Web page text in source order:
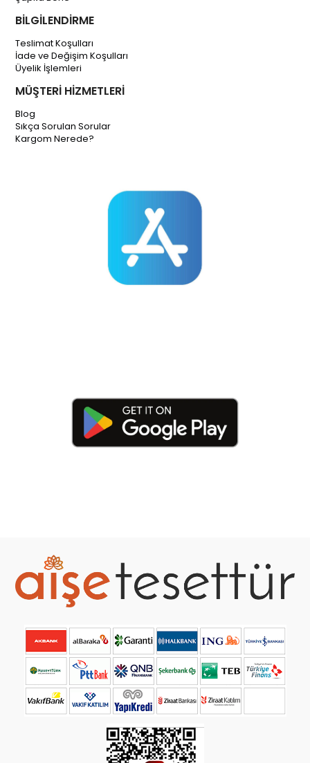
BİLGİLENDİRME
Teslimat Koşulları
İade ve Değişim Koşulları
Üyelik İşlemleri
MÜŞTERİ HİZMETLERİ
Blog
Sıkça Sorulan Sorular
Kargom Nerede?